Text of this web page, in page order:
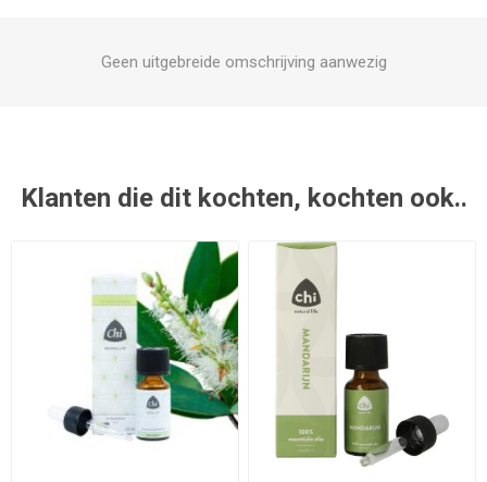
Geen uitgebreide omschrijving aanwezig
Klanten die dit kochten, kochten ook..